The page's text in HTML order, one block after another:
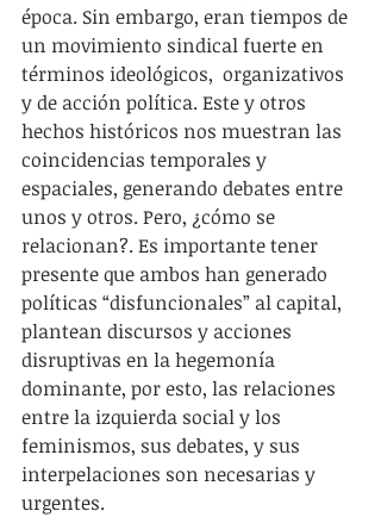
época. Sin embargo, eran tiempos de
un movimiento sindical fuerte en
términos ideológicos,  organizativos
y de acción política. Este y otros
hechos históricos nos muestran las
coincidencias temporales y
espaciales, generando debates entre
unos y otros. Pero, ¿cómo se
relacionan?. Es importante tener
presente que ambos han generado
políticas “disfuncionales” al capital,
plantean discursos y acciones
disruptivas en la hegemonía
dominante, por esto, las relaciones
entre la izquierda social y los
feminismos, sus debates, y sus
interpelaciones son necesarias y
urgentes.